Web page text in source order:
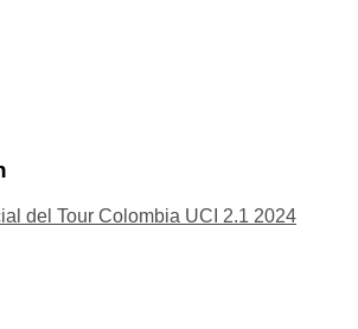
del Tour Colombia UCI 2.1 2024